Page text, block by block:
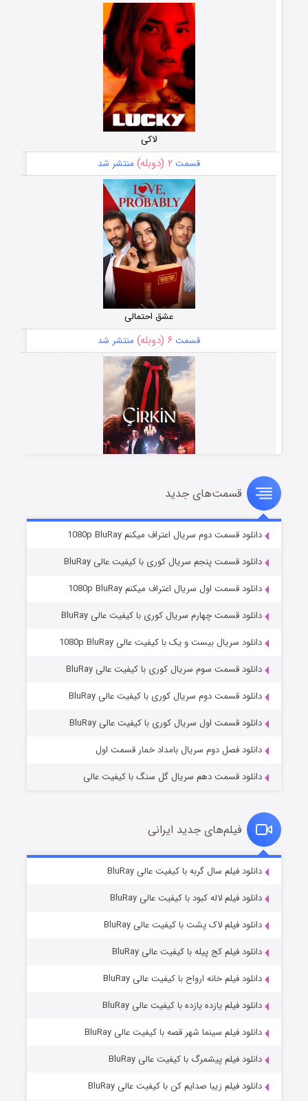
لاکی
قسمت ۲ (دوبله) منتشر شد
عشق احتمالی
قسمت ۶ (دوبله) منتشر شد
سریال زشت
قسمت۵ (زیرنویس) منتشر شد
وستی ها
قسمت۱ (زیرنویس) منتشر شد
قسمت۶ (زیرنویس) منتشر شد
قسمت‌های جدید
دانلود قسمت دوم سریال اعتراف میکنم 1080p BluRay
دانلود قسمت پنجم سریال کوری با کیفیت عالی BluRay
دانلود قسمت اول سریال اعتراف میکنم 1080p BluRay
دانلود قسمت چهارم سریال کوری با کیفیت عالی BluRay
دانلود سریال بیست و یک با کیفیت عالی 1080p BluRay
دانلود قسمت سوم سریال کوری با کیفیت عالی BluRay
دانلود قسمت دوم سریال کوری با کیفیت عالی BluRay
دانلود قسمت اول سریال کوری با کیفیت عالی BluRay
دانلود فصل دوم سریال بامداد خمار قسمت اول
دانلود قسمت دهم سریال گل سنگ با کیفیت عالی
فیلم‌های جدید ایرانی
دانلود فیلم سال گربه با کیفیت عالی BluRay
دانلود فیلم لاله کبود با کیفیت عالی BluRay
دانلود فیلم لاک پشت با کیفیت عالی BluRay
دانلود فیلم کج‌ پیله با کیفیت عالی BluRay
دانلود فیلم خانه ارواح با کیفیت عالی BluRay
دانلود فیلم یازده یازده با کیفیت عالی BluRay
دانلود فیلم سینما شهر قصه با کیفیت عالی BluRay
دانلود فیلم پیشمرگ با کیفیت عالی BluRay
دانلود فیلم زیبا صدایم کن با کیفیت عالی BluRay